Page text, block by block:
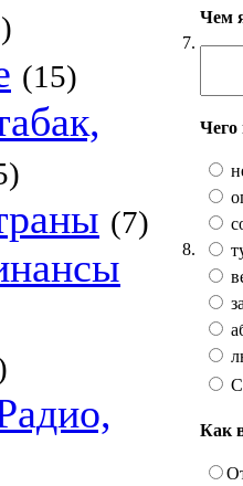
(15)
(7)
7.
Чем
8.
Чего
Как